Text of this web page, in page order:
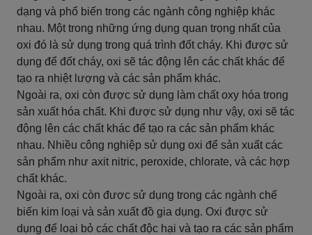
dạng và phổ biến trong các ngành công nghiệp khác
nhau. Một trong những ứng dụng quan trọng nhất của
oxi đó là sử dụng trong quá trình đốt cháy. Khi được sử
dụng để đốt cháy, oxi sẽ tác động lên các chất khác để
tạo ra nhiệt lượng và các sản phẩm khác.
Ngoài ra, oxi còn được sử dụng làm chất oxy hóa trong
sản xuất hóa chất. Khi được sử dụng như vậy, oxi sẽ tác
động lên các chất khác để tạo ra các sản phẩm khác
nhau. Nhiều công nghiệp sử dụng oxi để sản xuất các
sản phẩm như axit nitric, peroxide, chlorate, và các hợp
chất khác.
Ngoài ra, oxi còn được sử dụng trong các ngành chế
biến kim loại và sản xuất đồ gia dụng. Oxi được sử
dụng để loại bỏ các chất độc hại và tạo ra các sản phẩm